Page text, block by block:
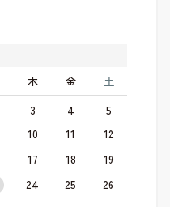
木 金 土
3 4
5
10 11
12
17 18
19
24 25
26